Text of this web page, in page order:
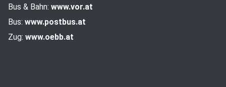
Bus & Bahn: www.vor.at
Bus: www.postbus.at
Zug: www.oebb.at